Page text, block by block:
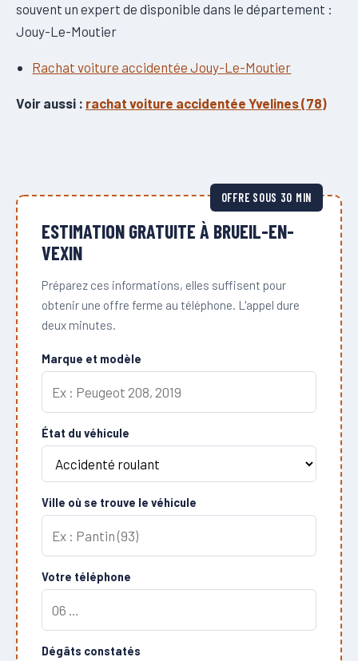
souvent un expert de disponible dans le département :
Jouy-Le-Moutier
Rachat voiture accidentée Jouy-Le-Moutier
Voir aussi : rachat voiture accidentée Yvelines (78)
OFFRE SOUS 30 MIN
ESTIMATION GRATUITE À BRUEIL-EN-
VEXIN
Préparez ces informations, elles suffisent pour
obtenir une offre ferme au téléphone. L'appel dure
deux minutes.
Marque et modèle
État du véhicule
Ville où se trouve le véhicule
Votre téléphone
Dégâts constatés